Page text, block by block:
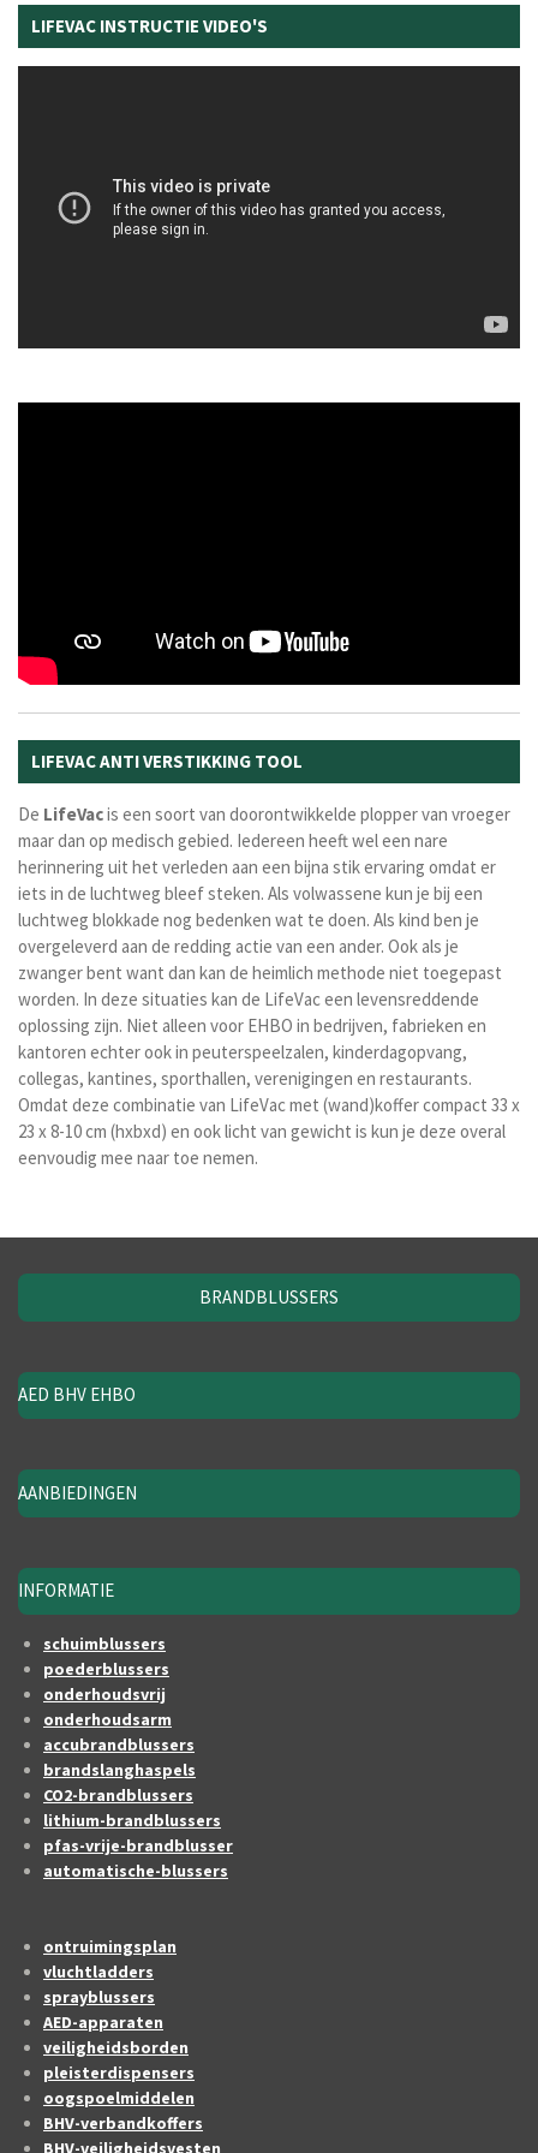
LIFEVAC INSTRUCTIE VIDEO'S
LIFEVAC ANTI VERSTIKKING TOOL
De LifeVacis een soort van doorontwikkelde plopper van vroeger
maar dan op medisch gebied. Iedereen heeft wel een nare
herinnering uit het verleden aan een bijna stik ervaring omdat er
iets in de luchtweg bleef steken. Als volwassene kun je bij een
luchtweg blokkade nog bedenken wat te doen. Als kind ben je
overgeleverd aan de redding actie van een ander. Ook als je
zwanger bent want dan kan de heimlich methode niet toegepast
worden. In deze situaties kan de LifeVac een levensreddende
oplossing zijn. Niet alleen voor EHBO in bedrijven, fabrieken en
kantoren echter ook in peuterspeelzalen, kinderdagopvang,
collegas, kantines, sporthallen, verenigingen en restaurants.
Omdat deze combinatie van LifeVac met (wand)koffer compact 33 x
23 x 8-10 cm (hxbxd) en ook licht van gewicht is kun je deze overal
eenvoudig mee naar toe nemen.
BRANDBLUSSERS
AED BHV EHBO
AANBIEDINGEN
INFORMATIE
schuimblussers
poederblussers
onderhoudsvrij
onderhoudsarm
accubrandblussers
brandslanghaspels
CO2-brandblussers
lithium-brandblussers
pfas-vrije-brandblusser
automatische-blussers
ontruimingsplan
vluchtladders
sprayblussers
AED-apparaten
veiligheidsborden
pleisterdispensers
oogspoelmiddelen
BHV-verbandkoffers
BHV-veiligheidsvesten